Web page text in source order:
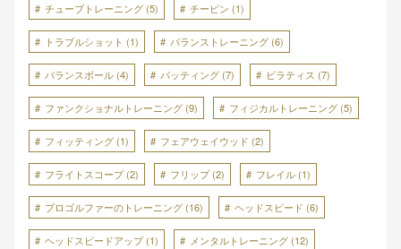
チューブトレーニング (5) チーピン (1)
トラブルショット (1) バランストレーニング (6)
バランスボール (4) パッティング (7) ピラティス (7)
ファンクショナルトレーニング (9) フィジカルトレーニング (5)
フィッティング (1) フェアウェイウッド (2)
フライトスコープ(2) フリップ(2) フレイル (1)
プロゴルファーのトレーニング (16) ヘッドスピード (6)
ヘッドスピードアップ(1) メンタルトレーニング (12)